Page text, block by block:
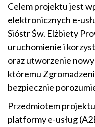
Celem projektu jest
elektronicznych e-
Sióstr Św. Elżbiety
uruchomienie i
oraz utworzenie
któremu
bezpiecznie
Przedmiotem
platformy e-usług